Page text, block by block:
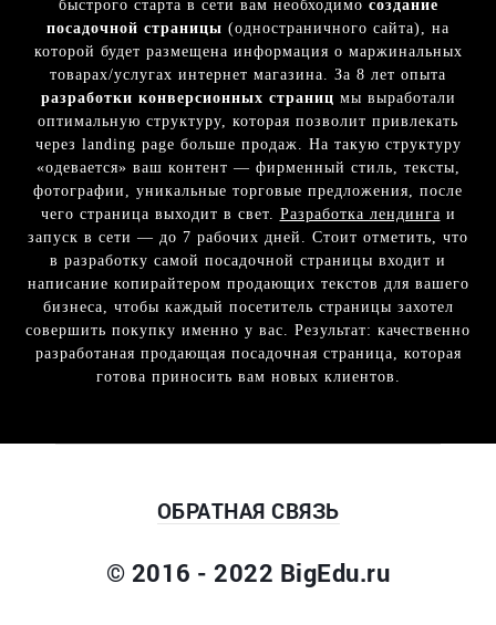
быстрого старта в сети вам необходимо создание
посадочной страницы (одностраничного сайта), на
которой будет размещена информация о маржинальных
товарах/услугах интернет магазина. За 8 лет опыта
разработки конверсионных страниц мы выработали
оптимальную структуру, которая позволит привлекать
через landing page больше продаж. На такую структуру
«одевается» ваш контент — фирменный стиль, тексты,
фотографии, уникальные торговые предложения, после
чего страница выходит в свет. Разработка лендинга и
запуск в сети — до 7 рабочих дней. Стоит отметить, что
в разработку самой посадочной страницы входит и
написание копирайтером продающих текстов для вашего
бизнеса, чтобы каждый посетитель страницы захотел
совершить покупку именно у вас. Результат: качественно
разработаная продающая посадочная страница, которая
готова приносить вам новых клиентов.
ОБРАТНАЯ СВЯЗЬ
© 2016 - 2022 BigEdu.ru